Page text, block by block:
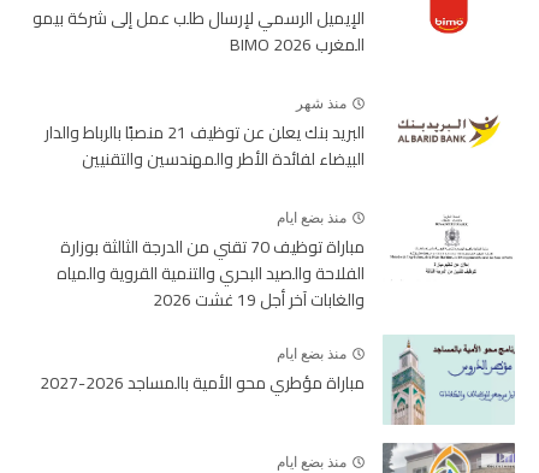
الإيميل الرسمي لإرسال طلب عمل إلى شركة بيمو
المغرب BIMO 2026
منذ شهر
البريد بنك يعلن عن توظيف 21 منصبًا بالرباط والدار
البيضاء لفائدة الأطر والمهندسين والتقنيين
منذ بضع ايام
مباراة توظيف 70 تقني من الدرجة الثالثة بوزارة
الفلاحة والصيد البحري والتنمية القروية والمياه
والغابات آخر أجل 19 غشت 2026
منذ بضع ايام
مباراة مؤطري محو الأمية بالمساجد 2026-2027
منذ بضع ايام